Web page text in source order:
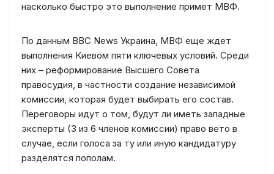
насколько быстро это выполнение примет МВФ.
По данным BBC News Украина, МВФ еще ждет
выполнения Киевом пяти ключевых условий. Среди
них – реформирование Высшего Совета
правосудия, в частности создание независимой
комиссии, которая будет выбирать его состав.
Переговоры идут о том, будут ли иметь западные
эксперты (3 из 6 членов комиссии) право вето в
случае, если голоса за ту или иную кандидатуру
разделятся пополам.